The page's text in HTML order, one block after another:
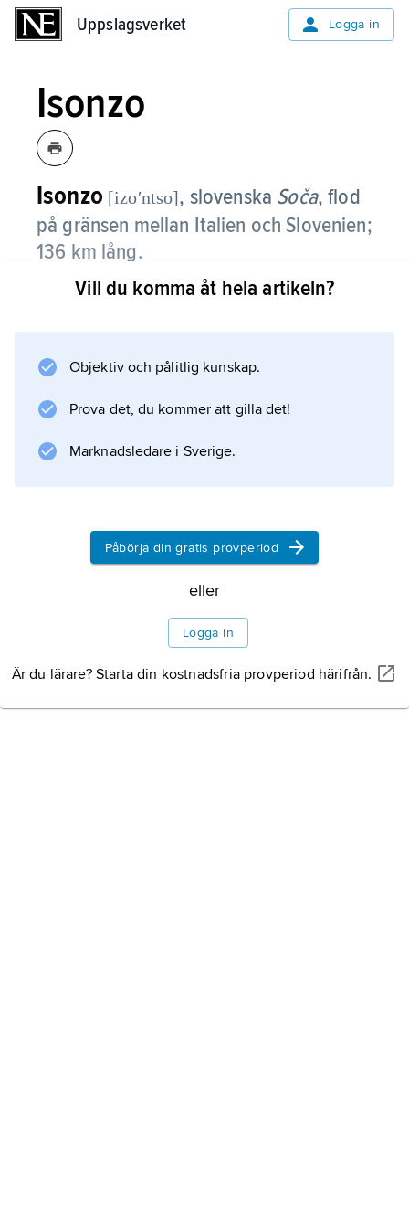
Uppslagsverket Logga in
Isonzo
Isonzo [izoʹntso], slovenska Soča,flod
på gränsen mellan Italien och Slovenien;
136 km lång.
Isonzo mynnar med ett delta i Triesteviken i
3
Vill du komma åt hela artikeln?
Objektiv och pålitlig kunskap.
Prova det, du kommer att gilla det!
Marknadsledare i Sverige.
Påbörja din gratis provperiod
eller
Logga in
Är du lärare? Starta din kostnadsfria provperiod härifrån.